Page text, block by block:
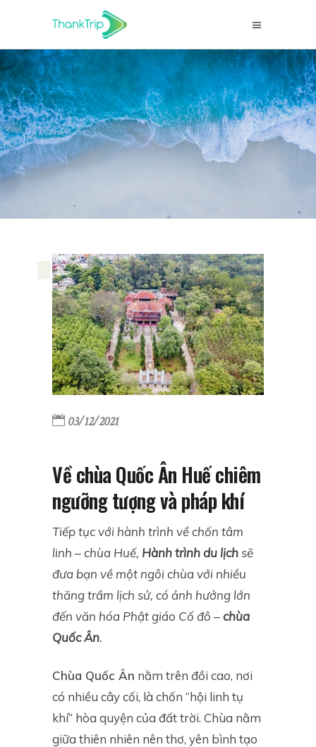
03/12/2021
Về chùa Quốc Ân Huế chiêm
ngưỡng tượng và pháp khí
Tiếp tục với hành trình về chốn tâm
linh – chùa Huế, Hành trình du lịchsẽ
đưa bạn về một ngôi chùa với nhiều
thăng trầm lịch sử, có ảnh hưởng lớn
đến văn hóa Phật giáo Cố đô –chùa
Quốc Ân.
Chùa Quốc Ân nằm trên đồi cao, nơi
có nhiều cây cối, là chốn “hội linh tụ
khí” hòa quyện của đất trời. Chùa nằm
giữa thiên nhiên nên thơ, yên bình tạo